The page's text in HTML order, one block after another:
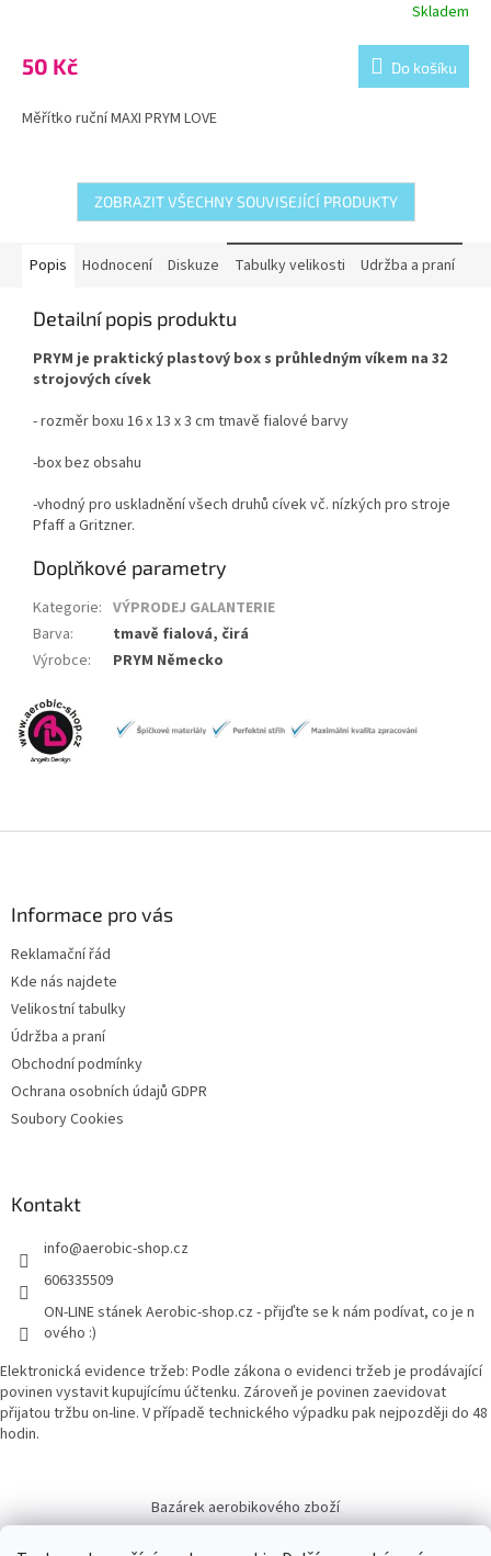
Skladem
50 Kč Do košíku
Měřítko ruční MAXI PRYM LOVE
ZOBRAZIT VŠECHNY SOUVISEJÍCÍ PRODUKTY
Popis Hodnocení Diskuze Tabulky velikosti Udržba a praní
Detailní popis produktu
PRYM je praktický plastový box s průhledným víkem na 32
strojových cívek
-rozměr boxu 16 x 13 x 3 cm tmavě fialové barvy
-box bez obsahu
-vhodný pro uskladnění všech druhů cívek vč. nízkých pro stroje
Pfaff a Gritzner.
Doplňkové parametry
Kategorie: VÝPRODEJ GALANTERIE
Barva:
tmavě fialová, čirá
Výrobce: PRYM Německo
Informace pro vás
Reklamační řád
Kde nás najdete
Velikostní tabulky
Údržba a praní
Obchodní podmínky
Ochrana osobních údajů GDPR
Soubory Cookies
Kontakt
info@aerobic-shop.cz
606335509
ON-LINE stánek Aerobic-shop.cz - přijďte se k nám podívat, co je n
ového :)
Elektronická evidence tržeb: Podle zákona o evidenci tržeb je prodávající
povinen vystavit kupujícímu účtenku. Zároveň je povinen zaevidovat
přijatou tržbu on-line. V případě technického výpadku pak nejpozději do 48
hodin.
Bazárek aerobikového zboží